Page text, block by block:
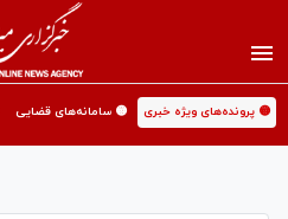
🟡 پرونده‌های ویژه خبری 🟡 سامانه‌های قضایی